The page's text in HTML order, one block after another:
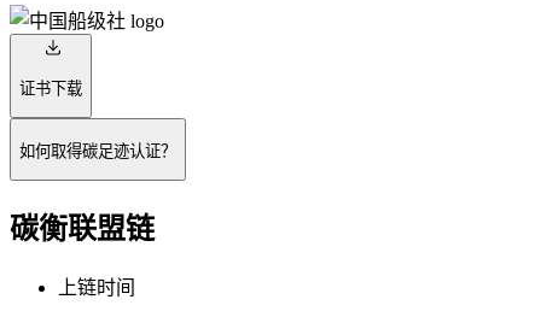
证书下载
如何取得碳足迹认证？
碳衡联盟链
上链时间